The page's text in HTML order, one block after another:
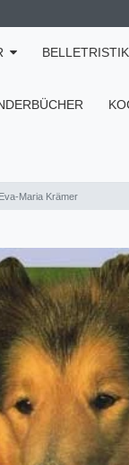
BELLETRISTIK
Maria Krämer